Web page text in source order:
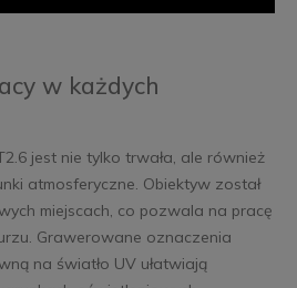
w każdych
jest nie tylko trwała, ale również
atmosferyczne. Obiektyw został
miejscach, co pozwala na pracę
Grawerowane oznaczenia
na światło UV ułatwiają